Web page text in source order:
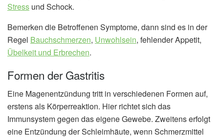
Stress und Schock.
Bemerken die Betroffenen Symptome, dann sind es in der
Regel Bauchschmerzen, Unwohlsein, fehlender Appetit,
Übelkeit und Erbrechen.
Formen der Gastritis
Eine Magenentzündung tritt in verschiedenen Formen auf,
erstens als Körperreaktion. Hier richtet sich das
Immunsystem gegen das eigene Gewebe. Zweitens erfolgt
eine Entzündung der Schleimhäute, wenn Schmerzmittel